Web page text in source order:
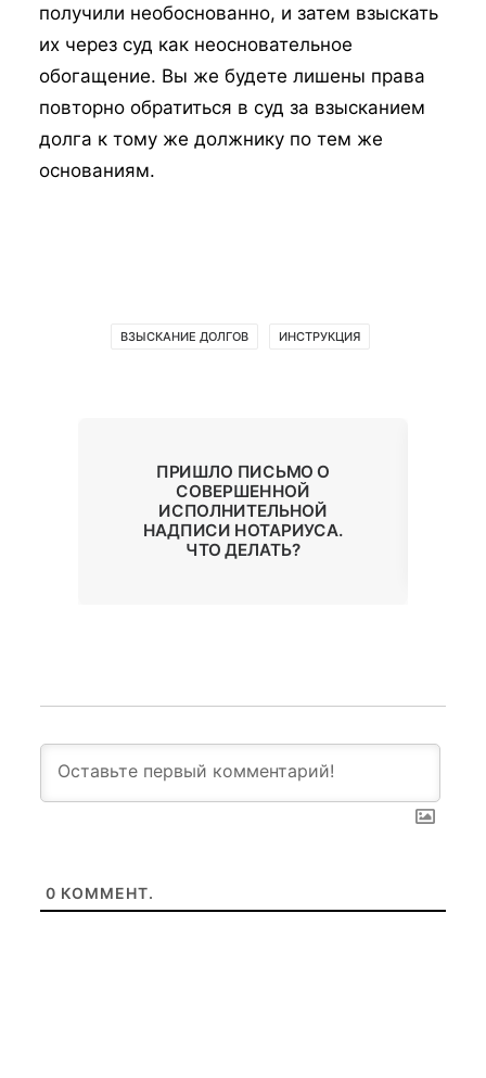
получили необоснованно, и затем взыскать
их через суд как неосновательное
обогащение. Вы же будете лишены права
повторно обратиться в суд за взысканием
долга к тому же должнику по тем же
основаниям.
ВЗЫСКАНИЕ ДОЛГОВ ИНСТРУКЦИЯ
ПРИШЛО ПИСЬМО О
СОВЕРШЕННОЙ
ИСПОЛНИТЕЛЬНОЙ
НАДПИСИ НОТАРИУСА.
ЧТО ДЕЛАТЬ?
0 КОММЕНТ.